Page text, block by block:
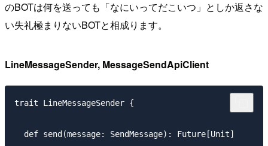
のBOTは何を送っても「なにいってだこいつ」としか返さな
い失礼極まりないBOTと相成ります。
LineMessageSender, MessageSendApiClient
trait LineMessageSender {
  def send(message: SendMessage): Future[Unit]